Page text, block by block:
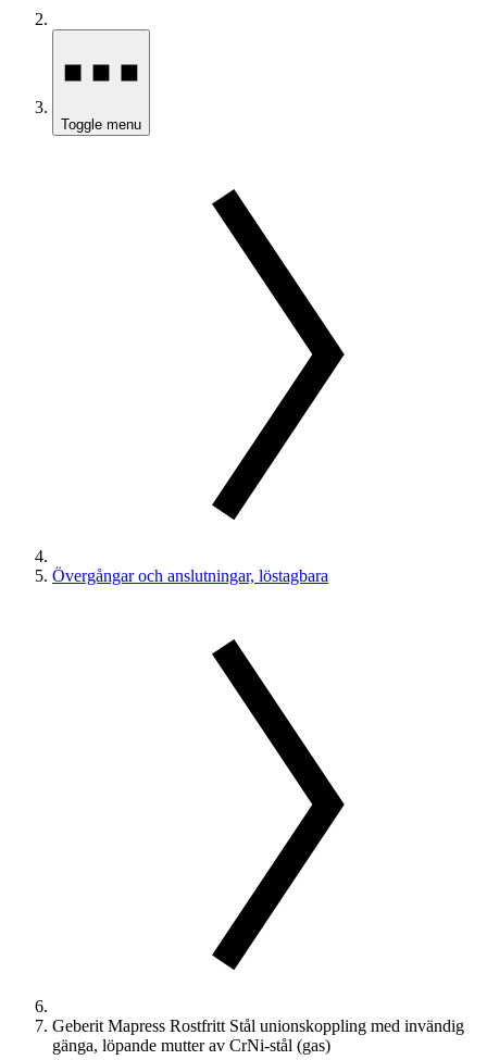
Toggle menu
Övergångar och anslutningar, löstagbara
Geberit Mapress Rostfritt Stål unionskoppling med invändig
gänga, löpande mutter av CrNi-stål (gas)